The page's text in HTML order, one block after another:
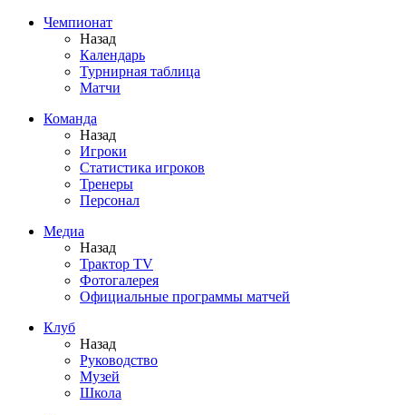
Чемпионат
Назад
Календарь
Турнирная таблица
Матчи
Команда
Назад
Игроки
Статистика игроков
Тренеры
Персонал
Медиа
Назад
Трактор TV
Фотогалерея
Официальные программы матчей
Клуб
Назад
Руководство
Музей
Школа